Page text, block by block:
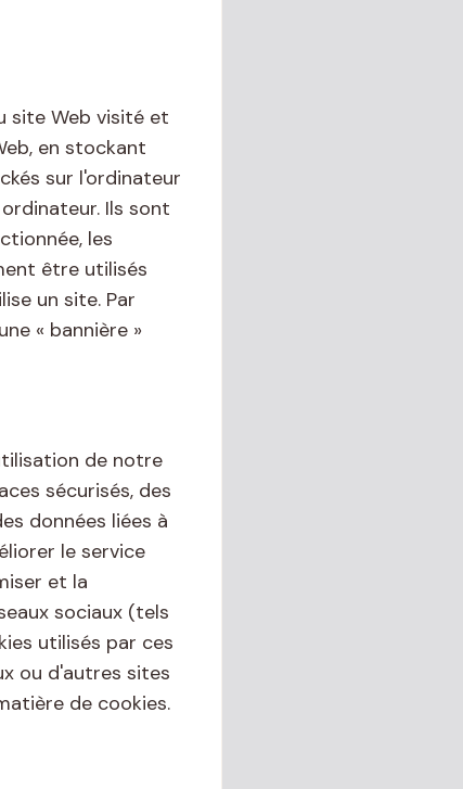
site Web visité et
en stockant
sur l'ordinateur
Ils sont
les
être utilisés
un site. Par
« bannière »
de notre
sécurisés, des
données liées à
le service
et la
sociaux (tels
utilisés par ces
ou d'autres sites
de cookies.